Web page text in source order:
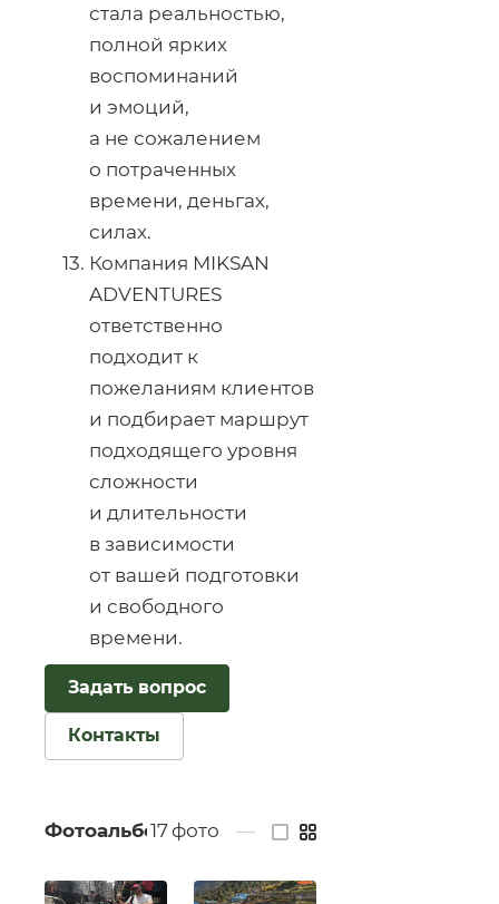
стала реальностью,
полной ярких
воспоминаний
и эмоций,
а не сожалением
о потраченных
времени, деньгах,
силах.
Компания MIKSAN
ADVENTURES
ответственно
подходит к
пожеланиям клиентов
и подбирает маршрут
подходящего уровня
сложности
и длительности
в зависимости
от вашей подготовки
и свободного
времени.
Задать вопрос
Контакты
Фотоальбом
17фото —